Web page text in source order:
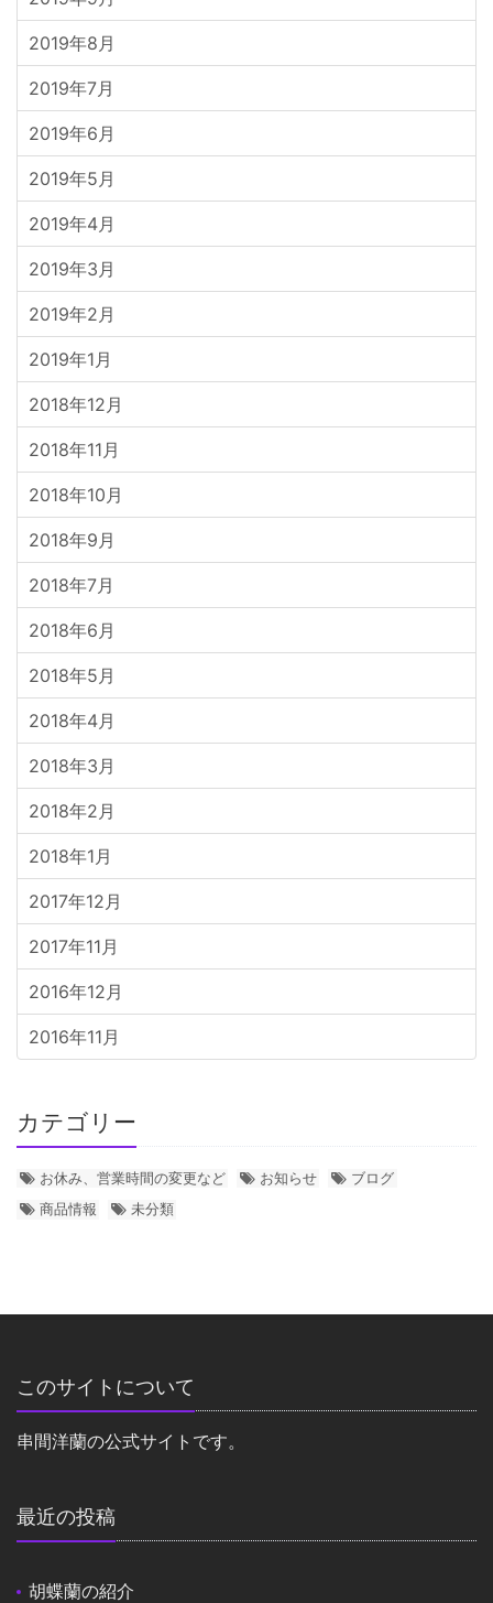
2019年8月
2019年7月
2019年6月
2019年5月
2019年4月
2019年3月
2019年2月
2019年1月
2018年12月
2018年11月
2018年10月
2018年9月
2018年7月
2018年6月
2018年5月
2018年4月
2018年3月
2018年2月
2018年1月
2017年12月
2017年11月
2016年12月
2016年11月
カテゴリー
お休み、営業時間の変更など お知らせ
ブログ
商品情報
未分類
このサイトについて
串間洋蘭の公式サイトです。
最近の投稿
胡蝶蘭の紹介